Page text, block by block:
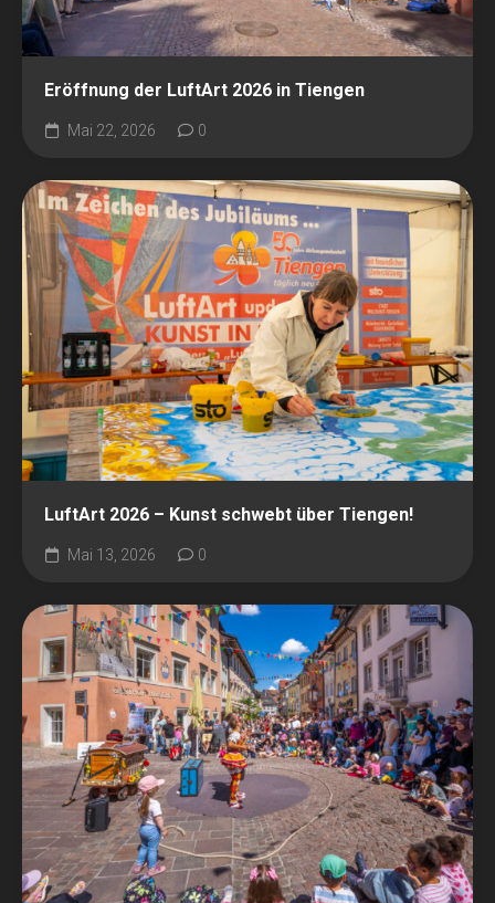
Eröffnung der LuftArt 2026 in Tiengen
Mai 22, 2026 0
LuftArt 2026 – Kunst schwebt über Tiengen!
Mai 13, 2026 0